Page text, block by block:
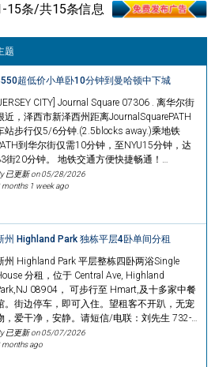
15条/共15条信息
题
超低价小单卧10分钟到曼哈顿中下城
CITY] Journal Square 07306 . 离华尔街
近，泽西市新泽西州距离JournalSquarePATH
站步行仅5/6分钟.(2.5blocks away.)乘地铁
到华尔街仅需10分钟，至NYU15分钟，达
街20分钟。 地铁交通方便快捷畅通！…
已更新 on05/28/2026
months 1 week ago
州 Highland Park 独栋平层4卧单间分租
州 Highland Park 平层整栋四卧两浴Single
分租，位于 Central Ave, Highland
08904， 可步行至 Hmart,及十多家中餐
。街边停车，即可入住。望租客不开趴，无宠
，爱干净，安静。请短信/电联：刘先生 732-…
已更新 on05/07/2026
months ago